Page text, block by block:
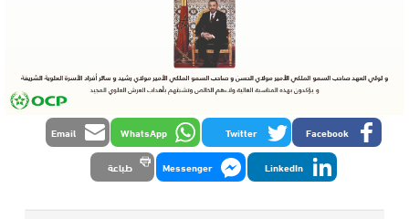
Facebook
Twitter
WhatsApp
Email
LinkedIn
Messenger طباعة